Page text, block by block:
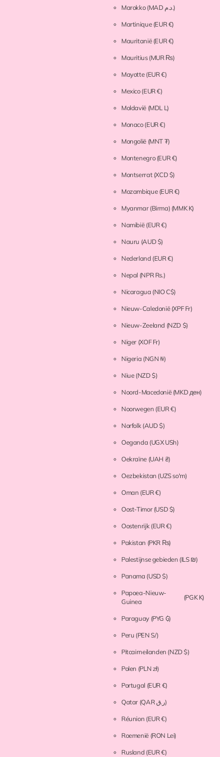
Marokko (MAD د.م.)
Martinique(EUR €)
Mauritanië(EUR €)
Mauritius(MUR ₨)
Mayotte(EUR €)
Mexico(EUR €)
Moldavië (MDL L)
Monaco(EUR €)
Mongolië (MNT ₮)
Montenegro(EUR €)
Montserrat(XCD $)
Mozambique(EUR €)
Myanmar (Birma) (MMK K)
Namibië(EUR €)
Nauru (AUD $)
Nederland (EUR €)
Nepal (NPR Rs.)
Nicaragua (NIO C$)
Nieuw-Caledonië(XPF Fr)
Nieuw-Zeeland (NZD $)
Niger (XOF Fr)
Nigeria (NGN ₦)
Niue(NZD $)
Noord-Macedonië(MKD ден)
Noorwegen (EUR €)
Norfolk (AUD $)
Oeganda (UGX USh)
Oekraïne (UAH ₴)
Oezbekistan (UZS so'm)
Oman (EUR €)
Oost-Timor(USD $)
Oostenrijk (EUR €)
Pakistan (PKR ₨)
Palestijnse gebieden (ILS ₪)
Panama (USD $)
Papoea-Nieuw-
Guinea
(PGK K)
Paraguay (PYG ₲)
Peru (PEN S/)
Pitcairneilanden (NZD $)
Polen (PLN zł)
Portugal (EUR €)
Qatar (QAR ر.ق)
Réunion (EUR €)
Roemenië (RON Lei)
Rusland (EUR €)